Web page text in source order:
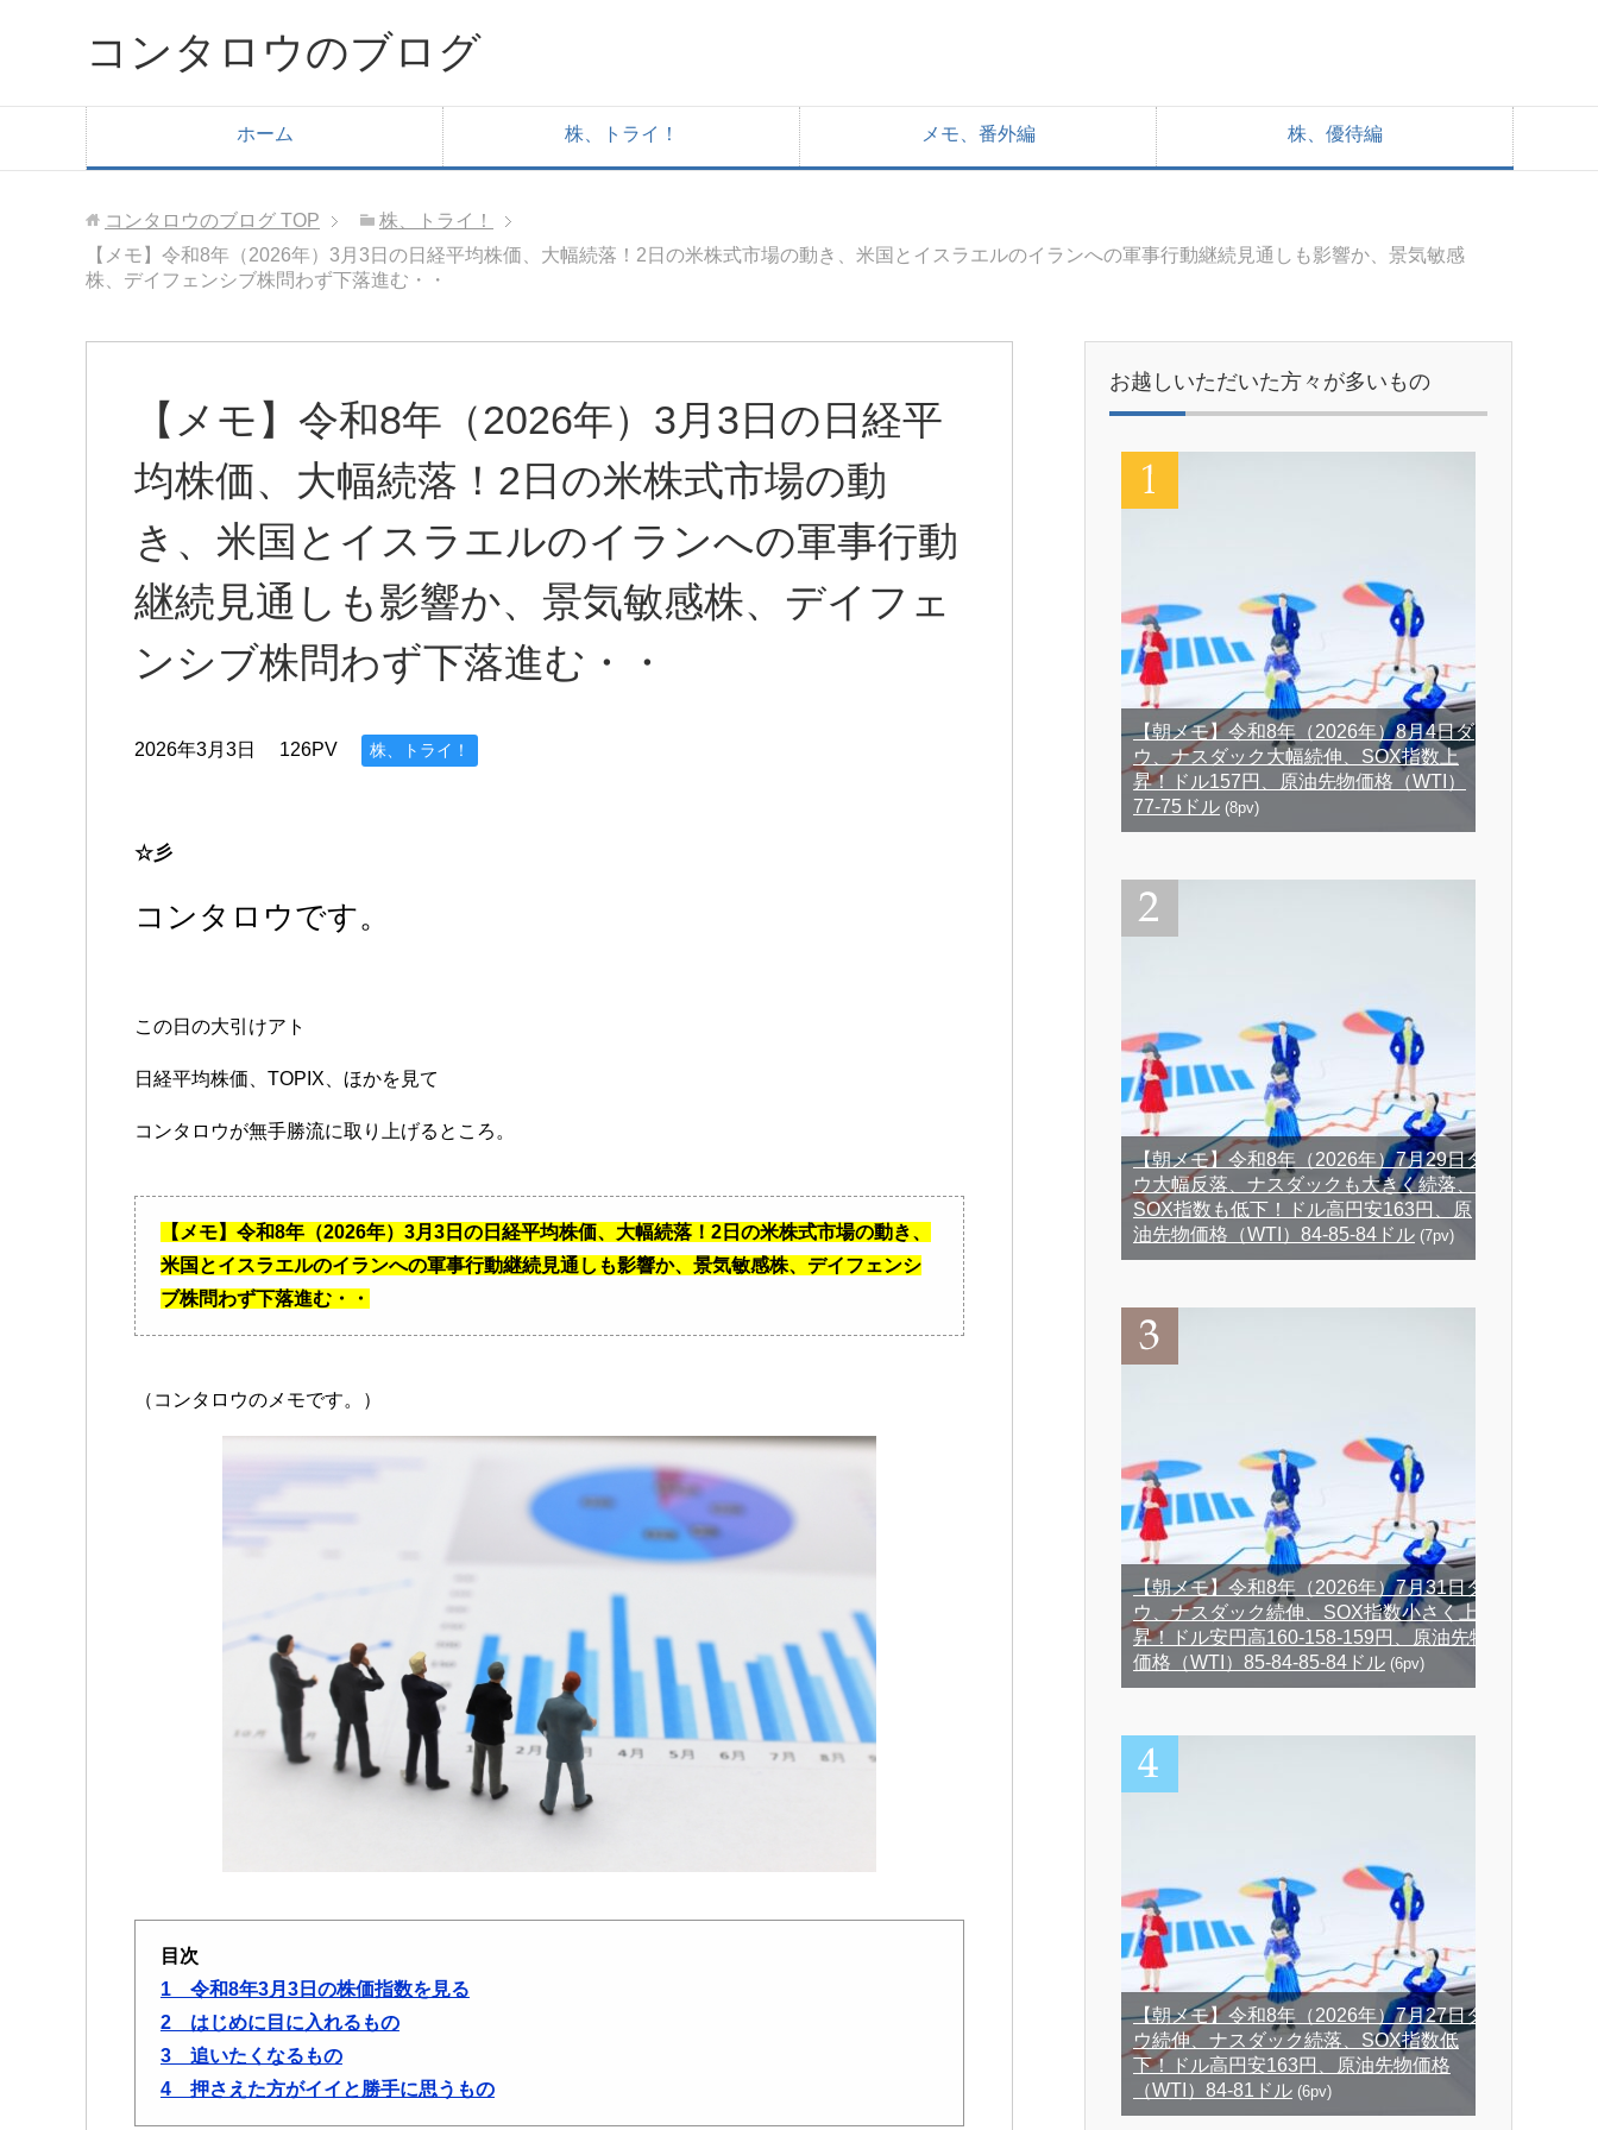
コンタロウのブログ
ホーム 株、トライ！ メモ、番外編 株、優待編
コンタロウのブログ TOP
株、トライ！
【メモ】令和8年（2026年）3月3日の日経平均株価、大幅続落！2日の米株式市場の動き、米国とイスラエルのイランへの軍事行動継続見通しも影響か、景気敏感
株、デイフェンシブ株問わず下落進む・・
【メモ】令和8年（2026年）3月3日の日経平
均株価、大幅続落！2日の米株式市場の動
き、米国とイスラエルのイランへの軍事行動
継続見通しも影響か、景気敏感株、デイフェ
ンシブ株問わず下落進む・・
2026年3月3日 126PV 株、トライ！
☆彡
コンタロウです。
この日の大引けアト
日経平均株価、TOPIX、ほかを見て
コンタロウが無手勝流に取り上げるところ。
【メモ】令和8年（2026年）3月3日の日経平均株価、大幅続落！2日の米株式市場の動き、
米国とイスラエルのイランへの軍事行動継続見通しも影響か、景気敏感株、デイフェンシ
ブ株問わず下落進む・・
（コンタロウのメモです。）
目次
1 令和8年3月3日の株価指数を見る
2 はじめに目に入れるもの
3 追いたくなるもの
4 押さえた方がイイと勝手に思うもの
お越しいただいた方々が多いもの
【朝メモ】令和8年（2026年）8月4日ダ
ウ、ナスダック大幅続伸、SOX指数上
昇！ドル157円、原油先物価格（WTI）
77-75ドル (8pv)
【朝メモ】令和8年（2026年）7月29日ダ
ウ大幅反落、ナスダックも大きく続落、
SOX指数も低下！ドル高円安163円、原
油先物価格（WTI）84-85-84ドル (7pv)
【朝メモ】令和8年（2026年）7月31日ダ
ウ、ナスダック続伸、SOX指数小さく上
昇！ドル安円高160-158-159円、原油先物
価格（WTI）85-84-85-84ドル (6pv)
【朝メモ】令和8年（2026年）7月27日ダ
ウ続伸、ナスダック続落、SOX指数低
下！ドル高円安163円、原油先物価格
（WTI）84-81ドル (6pv)